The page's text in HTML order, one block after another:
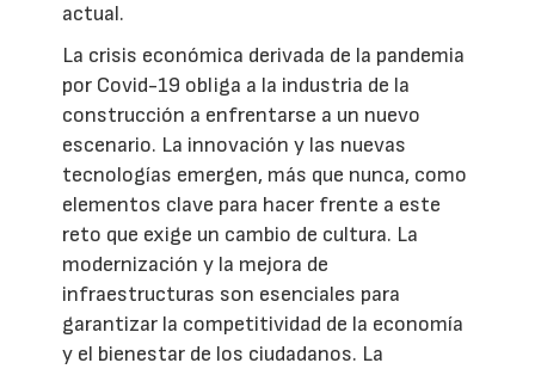
actual.
La crisis económica derivada de la pandemia
por Covid-19 obliga a la industria de la
construcción a enfrentarse a un nuevo
escenario. La innovación y las nuevas
tecnologías emergen, más que nunca, como
elementos clave para hacer frente a este
reto que exige un cambio de cultura. La
modernización y la mejora de
infraestructuras son esenciales para
garantizar la competitividad de la economía
y el bienestar de los ciudadanos. La